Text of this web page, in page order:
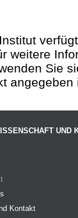
weitere
Sie
UND
Kontakt